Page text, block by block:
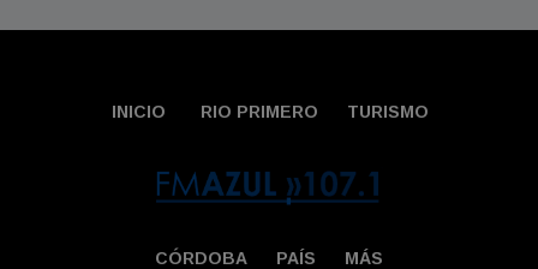
INICIO RIO PRIMERO TURISMO
CÓRDOBA PAÍS MÁS